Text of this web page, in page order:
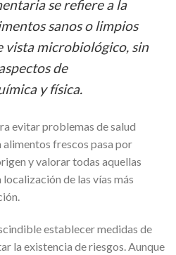
se refiere a la
sanos o limpios
vista microbiológico, sin
de
y física.
evitar problemas de salud
alimentos frescos pasa por
y valorar todas aquellas
de las vías más
establecer medidas de
la existencia de riesgos. Aunque